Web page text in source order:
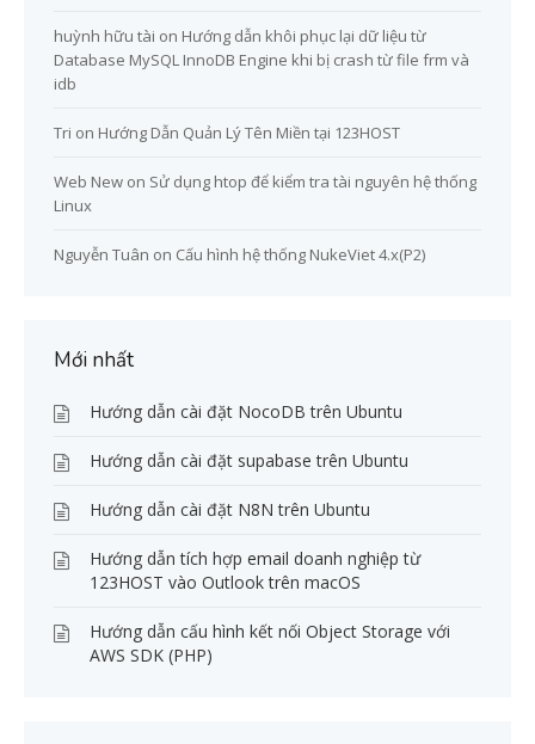
huỳnh hữu tài on Hướng dẫn khôi phục lại dữ liệu từ
Database MySQL InnoDB Engine khi bị crash từ file frm và
idb
Tri on Hướng Dẫn Quản Lý Tên Miền tại 123HOST
Web New on Sử dụng htop để kiểm tra tài nguyên hệ thống
Linux
Nguyễn Tuân on Cấu hình hệ thống NukeViet 4.x(P2)
Mới nhất
Hướng dẫn cài đặt NocoDB trên Ubuntu
Hướng dẫn cài đặt supabase trên Ubuntu
Hướng dẫn cài đặt N8N trên Ubuntu
Hướng dẫn tích hợp email doanh nghiệp từ
123HOST vào Outlook trên macOS
Hướng dẫn cấu hình kết nối Object Storage với
AWS SDK (PHP)